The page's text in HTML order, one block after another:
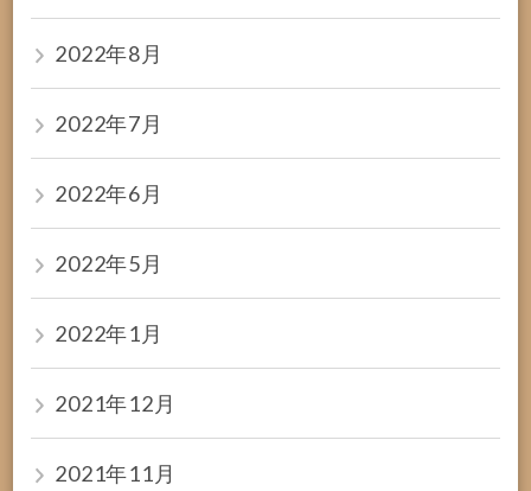
2022年8月
2022年7月
2022年6月
2022年5月
2022年1月
2021年12月
2021年11月